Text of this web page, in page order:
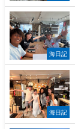
海日記
海日記